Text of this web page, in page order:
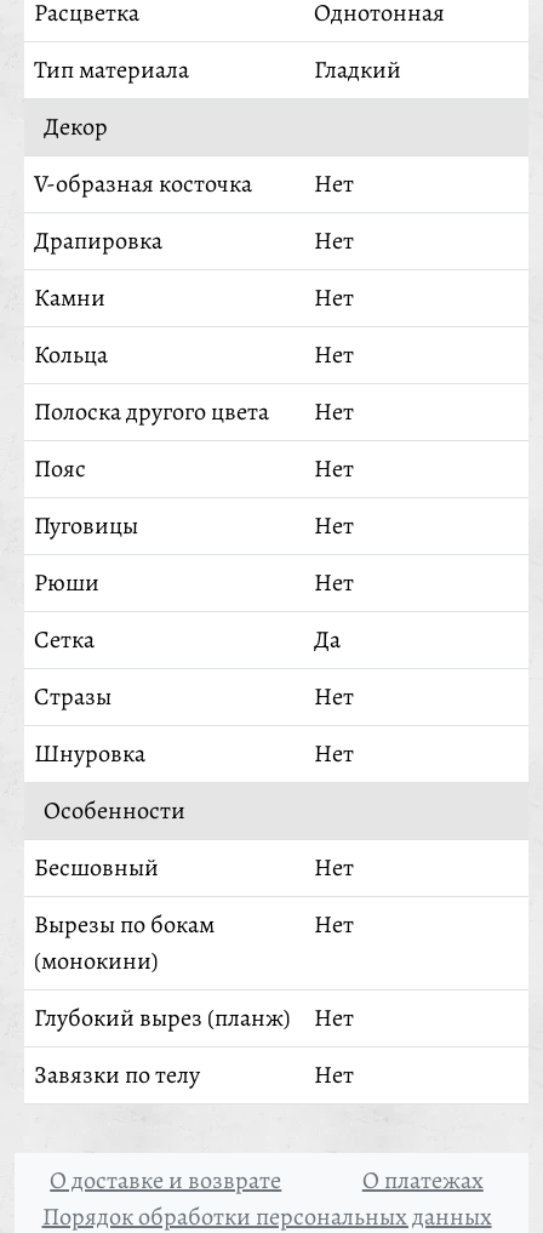
Расцветка
Однотонная
Тип материала
Гладкий
Декор
V-образная косточка
Нет
Драпировка
Нет
Камни
Нет
Кольца
Нет
Полоска другого цвета
Нет
Пояс
Нет
Пуговицы
Нет
Рюши
Нет
Сетка
Да
Стразы
Нет
Шнуровка
Нет
Особенности
Бесшовный
Нет
Вырезы по бокам
(монокини)
Нет
Глубокий вырез (планж)
Нет
Завязки по телу
Нет
О доставке и возврате
О платежах
Порядок обработки персональных данных